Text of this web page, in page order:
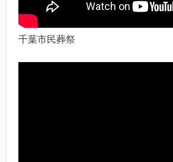
千葉市民葬祭